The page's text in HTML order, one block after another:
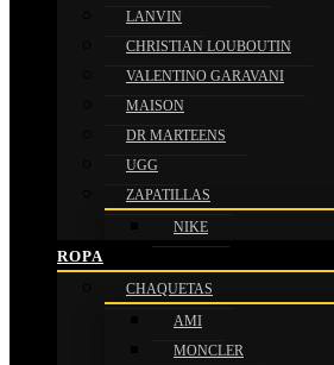
LANVIN
CHRISTIAN LOUBOUTIN
VALENTINO GARAVANI
MAISON
DR MARTEENS
UGG
ZAPATILLAS
NIKE
ROPA
CHAQUETAS
AMI
MONCLER